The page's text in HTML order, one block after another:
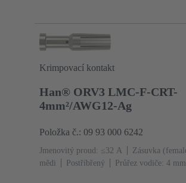
Krimpovací kontakt
Han® ORV3 LMC-F-CRT-
4mm²/AWG12-Ag
Položka č.: 09 93 000 6242
Jmenovitý proud: ≤32 A Zásuvka
mědi
Postříbřený Průřez vodiče: 4